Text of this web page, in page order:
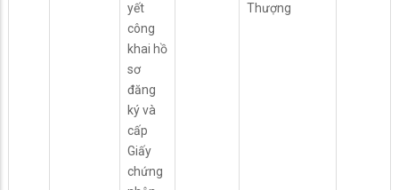
yết
công
khai hồ
sơ
đăng
ký và
cấp
Giấy
chứng
Thượng